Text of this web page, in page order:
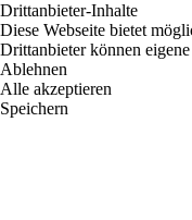
Drittanbieter-Inhalte
Diese Webseite bietet
Drittanbieter können
Ablehnen
Alle akzeptieren
Speichern